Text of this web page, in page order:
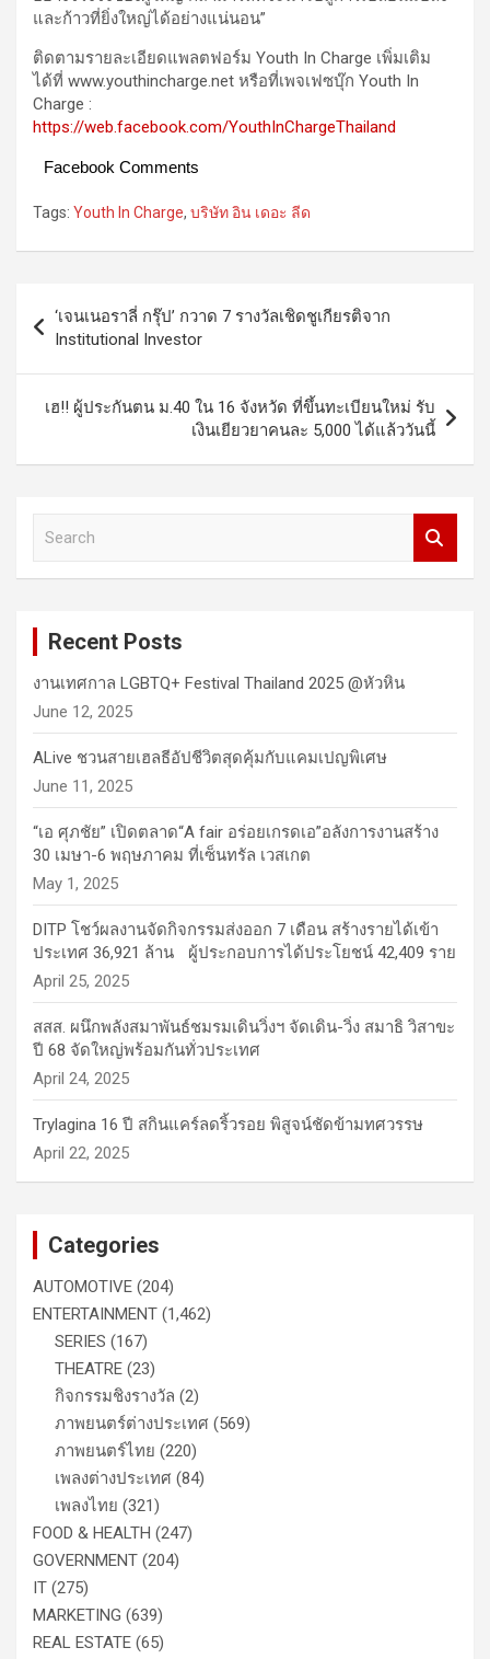
และก้าวที่ยิ่งใหญ่ได้อย่างแน่นอน”
ติดตามรายละเอียดแพลตฟอร์ม Youth In Charge เพิ่มเติม
ได้ที่ www.youthincharge.net หรือที่เพจเฟซบุ๊ก Youth In
Charge :
https://web.facebook.com/YouthInChargeThailand
Facebook Comments
Tags: Youth In Charge, บริษัท อิน เดอะ ลีด
navigation
‘เจนเนอราลี่ กรุ๊ป’ กวาด 7 รางวัลเชิดชูเกียรติจาก
Institutional Investor
เฮ!! ผู้ประกันตน ม.40 ใน 16 จังหวัด ที่ขึ้นทะเบียนใหม่ รับ
เงินเยียวยาคนละ 5,000 ได้แล้ววันนี้
Recent Posts
งานเทศกาล LGBTQ+ Festival Thailand 2025 @หัวหิน
June 12, 2025
ALive ชวนสายเฮลธีอัปชีวิตสุดคุ้มกับแคมเปญพิเศษ
June 11, 2025
“เอ ศุภชัย” เปิดตลาด“A fair อร่อยเกรดเอ”อลังการงานสร้าง
30 เมษา-6 พฤษภาคม ที่เซ็นทรัล เวสเกต
May 1, 2025
DITP โชว์ผลงานจัดกิจกรรมส่งออก 7 เดือน สร้างรายได้เข้า
ประเทศ 36,921 ล้าน ผู้ประกอบการได้ประโยชน์ 42,409 ราย
April 25, 2025
สสส. ผนึกพลังสมาพันธ์ชมรมเดินวิ่งฯ จัดเดิน-วิ่ง สมาธิ วิสาขะ
ปี 68 จัดใหญ่พร้อมกันทั่วประเทศ
April 24, 2025
Trylagina 16 ปี สกินแคร์ลดริ้วรอย พิสูจน์ชัดข้ามทศวรรษ
April 22, 2025
Categories
AUTOMOTIVE (204)
ENTERTAINMENT (1,462)
SERIES (167)
THEATRE (23)
กิจกรรมชิงรางวัล (2)
ภาพยนตร์ต่างประเทศ (569)
ภาพยนตร์ไทย (220)
เพลงต่างประเทศ (84)
เพลงไทย (321)
FOOD & HEALTH (247)
GOVERNMENT (204)
IT (275)
MARKETING (639)
REAL ESTATE (65)